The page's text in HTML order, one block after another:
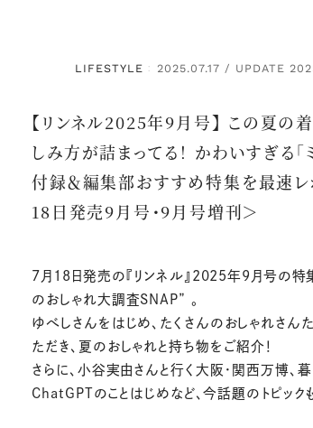
LIFESTYLE
： 2025.07.17 / UPDATE
【リンネル2025年9月号】 この夏の
しみ方が詰まってる！ かわいすぎる「ミ
付録＆編集部おすすめ特集を最速レ
18日発売9月号・9月号増刊＞
7月18日発売の『リンネル』2025年9月号の特
のおしゃれ大調査SNAP” 。
ゆべしさんをはじめ、たくさんのおしゃれさん
ただき、夏のおしゃれと持ち物をご紹介！
さらに、小谷実由さんと行く大阪・関西万博、
ChatGPTのことはじめなど、今話題のトピック